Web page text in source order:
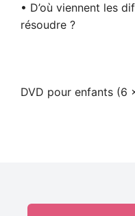
• D’où viennent les
résoudre ?
DVD pour enfants (6